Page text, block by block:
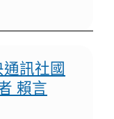
訊社國
賴言